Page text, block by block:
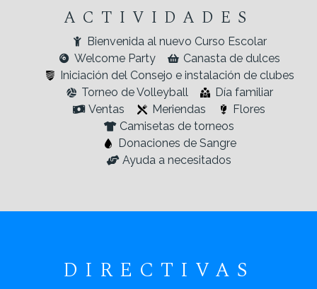
ACTIVIDADES
Bienvenida al nuevo Curso Escolar
Welcome Party
Canasta de dulces
Iniciación del Consejo e instalación de clubes
Torneo de Volleyball
Día familiar
Ventas
Meriendas
Flores
Camisetas de torneos
Donaciones de Sangre
Ayuda a necesitados
DIRECTIVAS